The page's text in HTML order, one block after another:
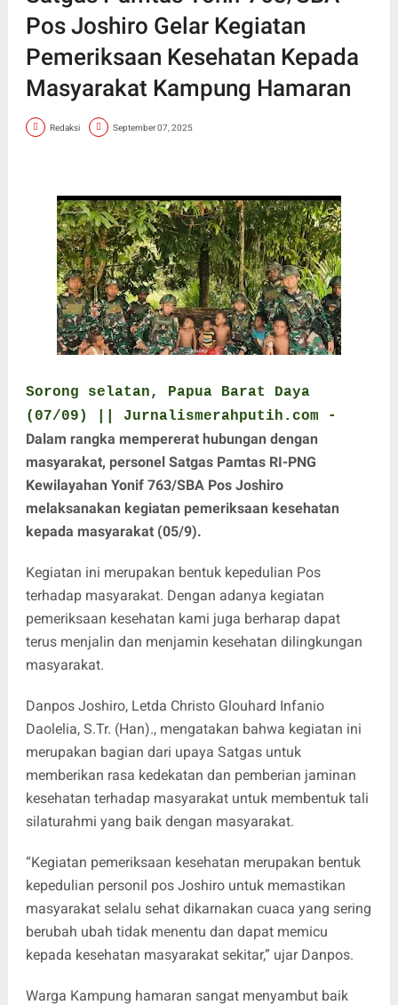
Pos Joshiro Gelar Kegiatan
Pemeriksaan Kesehatan Kepada
Masyarakat Kampung Hamaran
Redaksi September 07, 2025
Sorong selatan, Papua Barat Daya
(07/09) || Jurnalismerahputih.com -
Dalam rangka mempererat hubungan dengan
masyarakat, personel Satgas Pamtas RI-PNG
Kewilayahan Yonif 763/SBA Pos Joshiro
melaksanakan kegiatan pemeriksaan kesehatan
kepada masyarakat (05/9).
Kegiatan ini merupakan bentuk kepedulian Pos
terhadap masyarakat. Dengan adanya kegiatan
pemeriksaan kesehatan kami juga berharap dapat
terus menjalin dan menjamin kesehatan dilingkungan
masyarakat.
Danpos Joshiro, Letda Christo Glouhard Infanio
Daolelia, S.Tr. (Han)., mengatakan bahwa kegiatan ini
merupakan bagian dari upaya Satgas untuk
memberikan rasa kedekatan dan pemberian jaminan
kesehatan terhadap masyarakat untuk membentuk tali
silaturahmi yang baik dengan masyarakat.
“Kegiatan pemeriksaan kesehatan merupakan bentuk
kepedulian personil pos Joshiro untuk memastikan
masyarakat selalu sehat dikarnakan cuaca yang sering
berubah ubah tidak menentu dan dapat memicu
kepada kesehatan masyarakat sekitar,” ujar Danpos.
Warga Kampung hamaran sangat menyambut baik